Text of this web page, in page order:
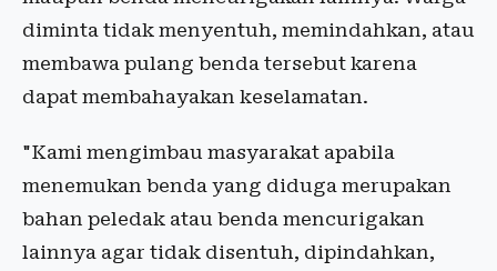
diminta tidak menyentuh, memindahkan, atau
membawa pulang benda tersebut karena
dapat membahayakan keselamatan.
"Kami mengimbau masyarakat apabila
menemukan benda yang diduga merupakan
bahan peledak atau benda mencurigakan
lainnya agar tidak disentuh, dipindahkan,